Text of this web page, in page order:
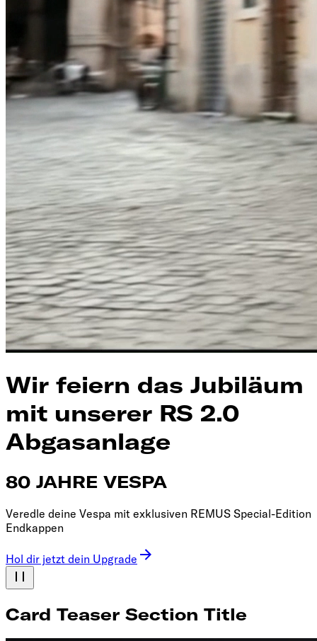
Wir feiern das Jubiläum
mit unserer RS 2.0
Abgasanlage
80 JAHRE VESPA
Veredle deine Vespa mit exklusiven REMUS Special-Edition
Endkappen
Hol dir jetzt dein Upgrade
Card Teaser Section Title